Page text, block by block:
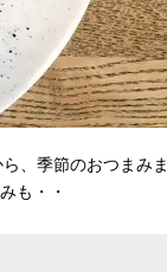
、季節のおつまみま
も・・